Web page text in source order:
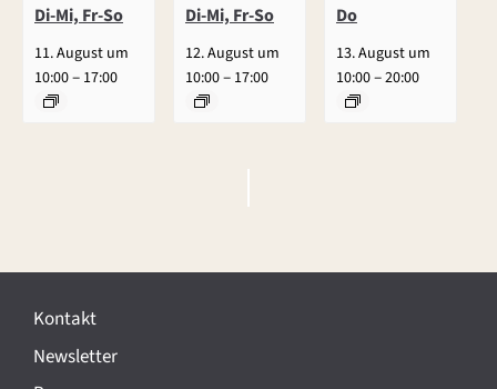
Di-Mi, Fr-So
11. August um
10:00– 17:00
Di-Mi, Fr-So
12. August um
10:00– 17:00
Do
13. August um
10:00–20:00
e
a
n
Kontakt
Newsletter